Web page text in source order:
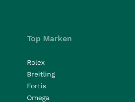
Top Marken
Rolex
Breitling
Fortis
Omega